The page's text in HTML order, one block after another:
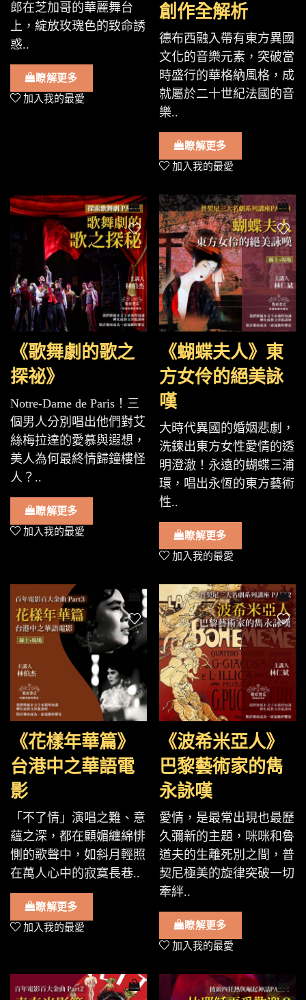
郎在芝加哥的華麗舞台
上，綻放玫瑰色的致命誘
惑..
瞭解更多
加入我的最愛
創作全解析
德布西融入帶有東方異國
文化的音樂元素，突破當
時盛行的華格納風格，成
就屬於二十世紀法國的音
樂..
瞭解更多
加入我的最愛
《歌舞劇的歌之
探祕》
Notre-Dame de Paris！三
個男人分別唱出他們對艾
絲梅拉達的愛慕與遐想，
美人為何最終情歸鐘樓怪
人？..
瞭解更多
加入我的最愛
《蝴蝶夫人》東
方女伶的絕美詠
嘆
大時代異國的婚姻悲劇，
洗鍊出東方女性愛情的透
明澄澈！永遠的蝴蝶三浦
環，唱出永恆的東方藝術
性..
瞭解更多
加入我的最愛
《花樣年華篇》
台港中之華語電
影
「不了情」演唱之難、意
蘊之深，都在顧媚纏綿悱
惻的歌聲中，如斜月輕照
在萬人心中的寂寞長巷..
瞭解更多
加入我的最愛
《波希米亞人》
巴黎藝術家的雋
永詠嘆
愛情，是最常出現也最歷
久彌新的主題，咪咪和魯
道夫的生離死別之間，普
契尼極美的旋律突破一切
牽絆..
瞭解更多
加入我的最愛